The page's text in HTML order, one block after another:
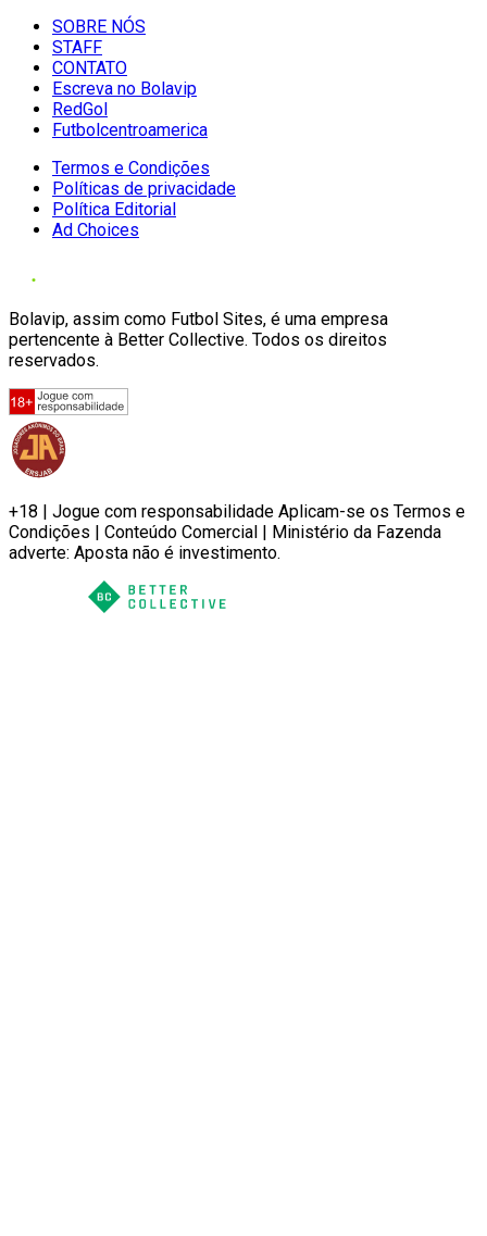
SOBRE NÓS
STAFF
CONTATO
Escreva no Bolavip
RedGol
Futbolcentroamerica
Termos e Condições
Políticas de privacidade
Política Editorial
Ad Choices
Bolavip, assim como Futbol Sites, é uma empresa
pertencente à Better Collective. Todos os direitos
reservados.
+18 | Jogue com responsabilidade Aplicam-se os Termos e
Condições | Conteúdo Comercial | Ministério da Fazenda
adverte: Aposta não é investimento.